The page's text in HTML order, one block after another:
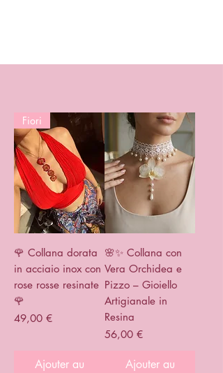
Fiori
🌹 Collana dorata
in acciaio inox con
rose rosse resinate
🌹
Prix
49,00 €
Ajouter au
🌸✨ Collana con
Vera Orchidea e
Pizzo – Gioiello
Artigianale in
Resina
Prix
56,00 €
Ajouter au